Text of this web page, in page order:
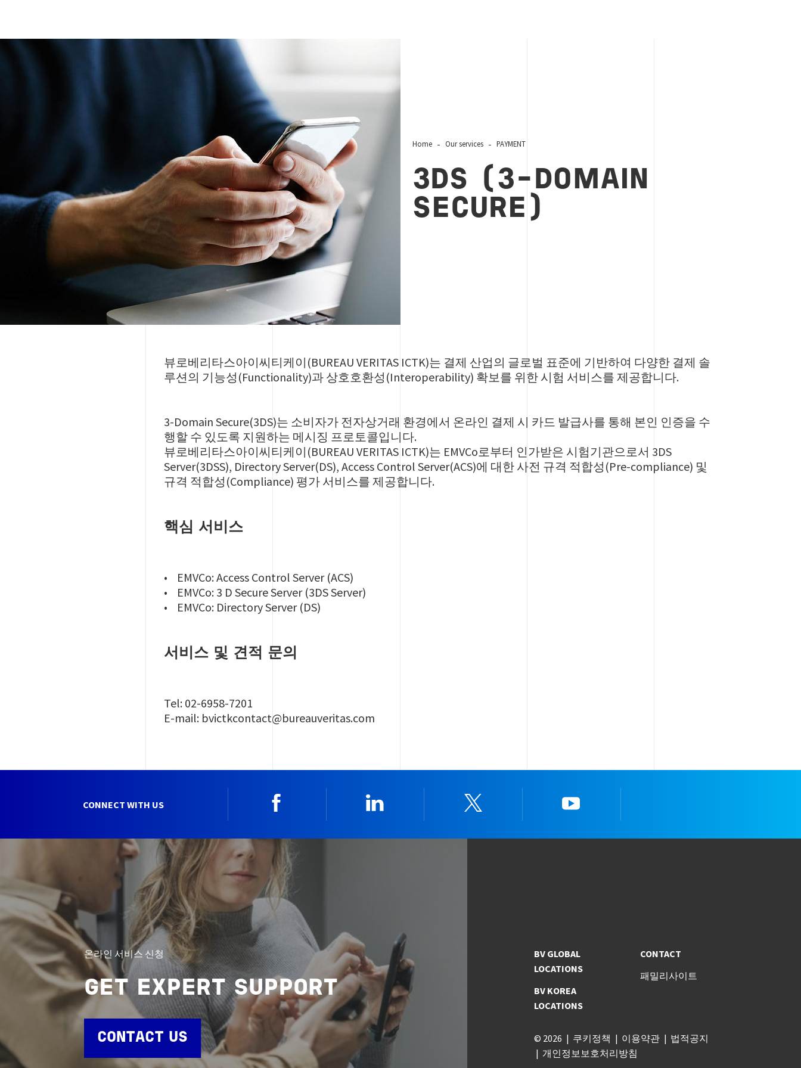
3DS (3-Domain Secure)
Home Our services PAYMENT
3DS (3-DOMAIN
SECURE)
뷰로베리타스아이씨티케이(BUREAU VERITAS ICTK)는 결제 산업의 글로벌 표준에 기반하여 다양한 결제 솔
루션의 기능성(Functionality)과 상호호환성(Interoperability) 확보를 위한 시험 서비스를 제공합니다.
3-Domain Secure(3DS)는 소비자가 전자상거래 환경에서 온라인 결제 시 카드 발급사를 통해 본인 인증을 수
행할 수 있도록 지원하는 메시징 프로토콜입니다.
뷰로베리타스아이씨티케이(BUREAU VERITAS ICTK)는 EMVCo로부터 인가받은 시험기관으로서 3DS
Server(3DSS), Directory Server(DS), Access Control Server(ACS)에 대한 사전 규격 적합성(Pre-compliance) 및
규격 적합성(Compliance) 평가 서비스를 제공합니다.
핵심 서비스
• EMVCo: Access Control Server (ACS)
• EMVCo: 3 D Secure Server (3DS Server)
• EMVCo: Directory Server (DS)
서비스 및 견적 문의
Tel: 02-6958-7201
E-mail: bvictkcontact@bureauveritas.com
CONNECT WITH US
온라인 서비스 신청
GET EXPERT SUPPORT
CONTACT US
BV GLOBAL
LOCATIONS
BV KOREA
LOCATIONS
CONTACT
패밀리사이트
© 2026 쿠키정책 이용약관
법적공지
개인정보보호처리방침